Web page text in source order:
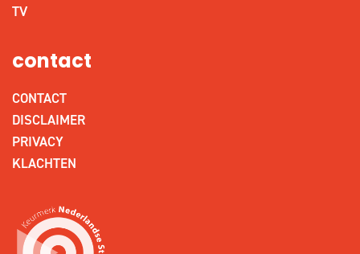
TV
contact
CONTACT
DISCLAIMER
PRIVACY
KLACHTEN